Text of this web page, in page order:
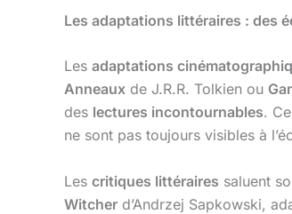
Les adaptations littéraires : des
Les adaptations
Anneaux de J.R.R. Tolkien ou
des lectures incontournables.
ne sont pas toujours visibles à
Les critiques littéraires saluent
Witcher d’Andrzej Sapkowski,